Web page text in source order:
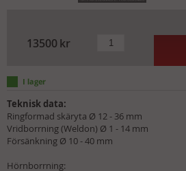
13500 kr
Teknisk data:
Ringformad skäryta Ø 12 - 36 mm
Vridborrning (Weldon) Ø 1 - 14 mm
Försänkning Ø 10 - 40 mm
Hörnborrning: